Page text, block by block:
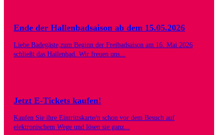
Ende der Hallenbadsaison ab dem 15.05.2026
Liebe Badegäste,zum Beginn der Freibadsaison am 16. Mai 2026
schließt das Hallenbad. Wir freuen uns...
Jetzt E-Tickets kaufen!
Kaufen Sie ihre Eintrittskarte/n schon vor dem Besuch auf
elektronischem Wege und lösen sie ganz...